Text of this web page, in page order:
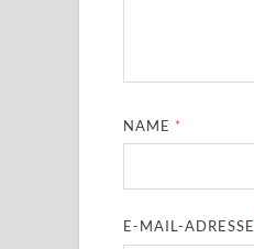
NAME *
E-MAIL-ADRESSE